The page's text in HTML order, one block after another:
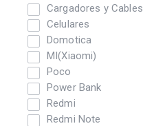
Cargadores y Cables
Celulares
Domotica
MI(Xiaomi)
Poco
Power Bank
Redmi
Redmi Note